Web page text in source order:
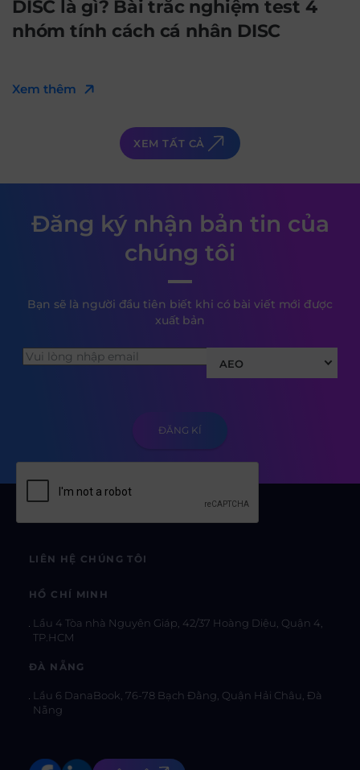
DISC là gì? Bài trắc nghiệm test 4
nhóm tính cách cá nhân DISC
Xem thêm
XEM TẤT CẢ
Đăng ký nhận bản tin của
chúng tôi
Bạn sẽ là người đầu tiên biết khi có bài viết mới được
xuất bản
AEO
LIÊN HỆ CHÚNG TÔI
HỒ CHÍ MINH
Lầu 4 Tòa nhà Nguyên Giáp, 42/37 Hoàng Diệu, Quận 4,
TP.HCM
ĐÀ NẴNG
Lầu 6 DanaBook, 76-78 Bạch Đằng, Quận Hải Châu, Đà
Nẵng